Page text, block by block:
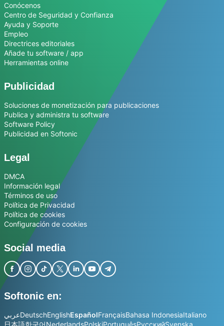
Conócenos
Centro de Seguridad y Confianza
Ayuda y Soporte
Empleo
Directrices editoriales
Añade tu software / app
Herramientas online
Publicidad
Soluciones de monetización para publicaciones
Publica y administra tu software
Software Policy
Publicidad en Softonic
Legal
DMCA
Información legal
Términos de uso
Política de Privacidad
Política de cookies
Configuración de cookies
Social media
Softonic en:
عربيDeutschEnglishEspañolFrançaisBahasa IndonesiaItaliano
日本語한국어NederlandsPolskiPortuguêsРусскийSvenska